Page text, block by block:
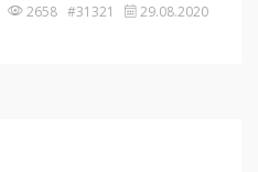
2658 #31321 29.08.2020